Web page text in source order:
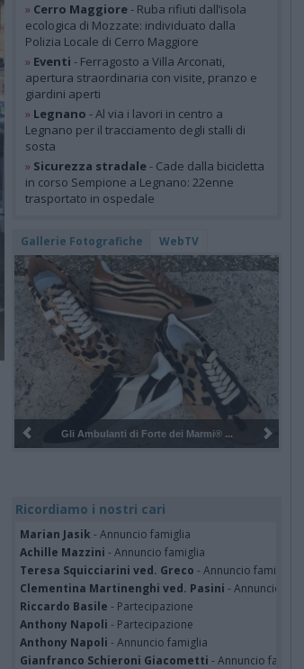
» Cerro Maggiore- Ruba rifiuti dall’isola
ecologica di Mozzate: individuato dalla
Polizia Locale di Cerro Maggiore
» Eventi - Ferragosto a Villa Arconati,
apertura straordinaria con visite, pranzo e
giardini aperti
» Legnano - Al via i lavori in centro a
Legnano per il tracciamento degli stalli di
sosta
» Sicurezza stradale- Cade dalla bicicletta
in corso Sempione a Legnano: 22enne
trasportato in ospedale
Gallerie Fotografiche WebTV
Pulizia del bosco del Rugareto a ...
Ricordiamo i nostri cari
Marian Jasik - Annuncio famiglia
Achille Mazzini - Annuncio famiglia
Teresa Squicciarini ved. Greco - Annuncio famiglia
Clementina Martinenghi ved. Pasini - Annuncio
Riccardo Basile - Partecipazione
Anthony Napoli - Partecipazione
Anthony Napoli - Annuncio famiglia
Gianfranco Schieroni Giacometti - Annuncio famiglia